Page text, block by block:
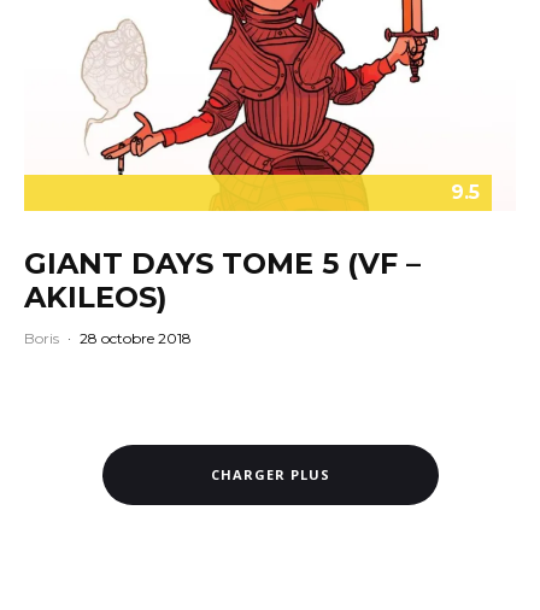
9.5
GIANT DAYS TOME 5 (VF –
AKILEOS)
Boris · 28 octobre 2018
CHARGER PLUS